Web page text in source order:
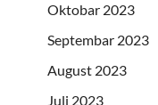
Oktobar 2023
Septembar 2023
August 2023
Juli 2023